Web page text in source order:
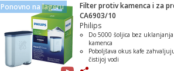
Ponovno na lageru
Filter protiv kamenca i za
CA6903/10
Philips
Do 5000 šoljica bez uklanjanja
kamenca
Poboljšava okus kafe
čistijoj vodi